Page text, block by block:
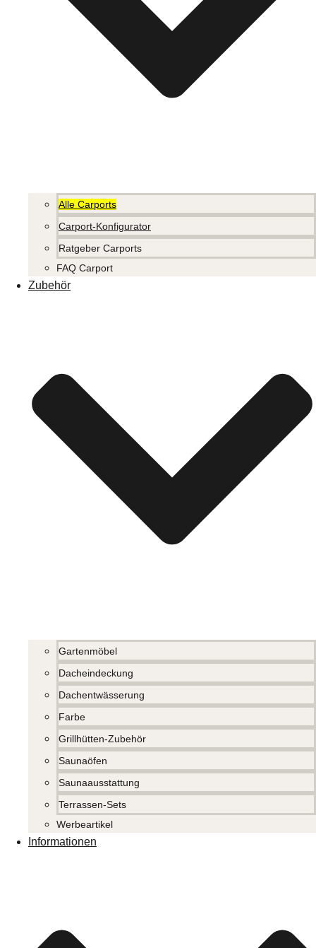
Alle Carports
Carport-Konfigurator
Ratgeber Carports
FAQ Carport
Zubehör
Gartenmöbel
Dacheindeckung
Dachentwässerung
Farbe
Grillhütten-Zubehör
Saunaöfen
Saunaausstattung
Terrassen-Sets
Werbeartikel
Informationen